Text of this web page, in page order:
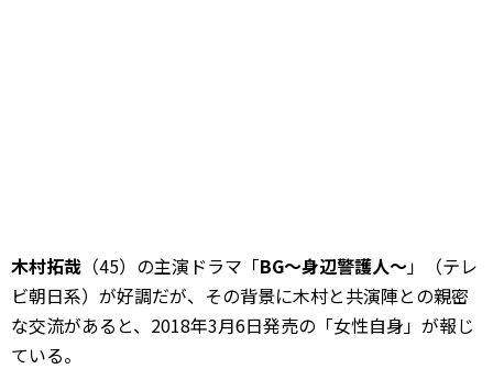
木村拓哉 （45）の主演ドラマ「BG～身辺警護人～」（テレ
ビ朝日系）が好調だが、その背景に木村と共演陣との親密
な交流があると、2018年3月6日発売の「女性自身」が報じ
ている。